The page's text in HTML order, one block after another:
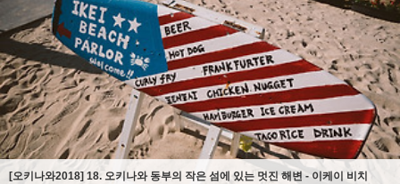
[오키나와2018] 18. 오키나와 동부의 작은 섬에 있는 멋진 해변 - 이케이 비치